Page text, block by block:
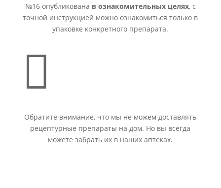
№16 опубликована в ознакомительных целях, с
точной инструкцией можно ознакомиться только в
упаковке конкретного препарата.

Обратите внимание, что мы не можем доставлять
рецептурные препараты на дом. Но вы всегда
можете забрать их в наших аптеках.